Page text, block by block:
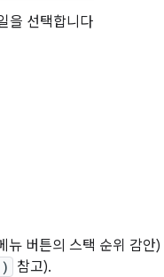
을 선택합니다
뉴 버튼의 스택 순위 감안)
참고).